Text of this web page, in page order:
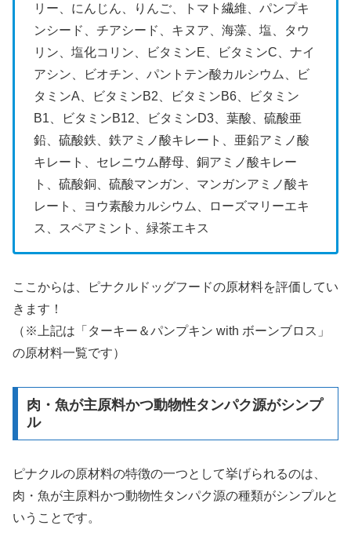
リー、にんじん、りんご、トマト繊維、パンプキ
ンシード、チアシード、キヌア、海藻、塩、タウ
リン、塩化コリン、ビタミンE、ビタミンC、ナイ
アシン、ビオチン、パントテン酸カルシウム、ビ
タミンA、ビタミンB2、ビタミンB6、ビタミン
B1、ビタミンB12、ビタミンD3、葉酸、硫酸亜
鉛、硫酸鉄、鉄アミノ酸キレート、亜鉛アミノ酸
キレート、セレニウム酵母、銅アミノ酸キレー
ト、硫酸銅、硫酸マンガン、マンガンアミノ酸キ
レート、ヨウ素酸カルシウム、ローズマリーエキ
ス、スペアミント、緑茶エキス
ここからは、ピナクルドッグフードの原材料を評価してい
きます！
（※上記は「ターキー＆パンプキン with ボーンブロス」
の原材料一覧です）
肉・魚が主原料かつ動物性タンパク源がシンプ
ル
ピナクルの原材料の特徴の一つとして挙げられるのは、
肉・魚が主原料かつ動物性タンパク源の種類がシンプルと
いうことです。